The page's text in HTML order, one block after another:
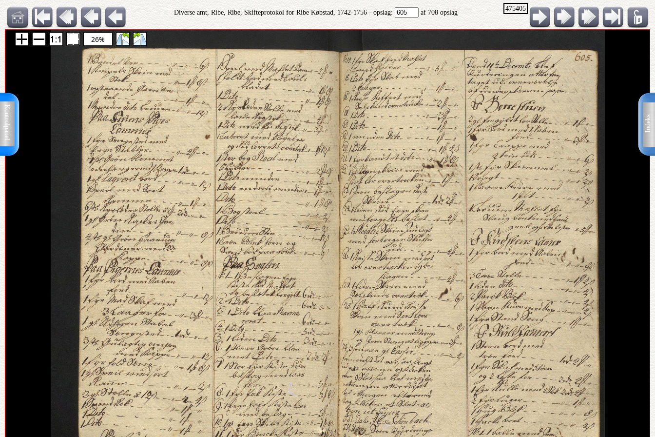
Indeks
Kontrolpanel
475405
Diverse amt, Ribe, Ribe, Skifteprotokol for Ribe Købstad, 1742-1756 - opslag: af 708 opslag
26%